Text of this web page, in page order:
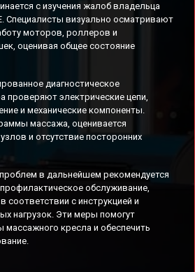
с изучения жалоб владельца
Специалисты визуально осматривают
моторов, роллеров и
оценивая общее состояние
диагностическое
проверяют электрические цепи,
и механические компоненты.
массажа, оценивается
и отсутствие посторонних
в дальнейшем рекомендуется
обслуживание,
соответствии с инструкцией и
нагрузок. Эти меры помогут
кресла и обеспечить